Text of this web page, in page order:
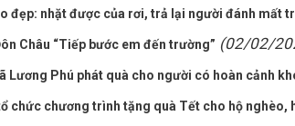
đẹp: nhặt được của rơi, trả lại người đánh mất
Châu “Tiếp bước em đến trường” (02/02/
Lương Phú phát quà cho người có hoàn cảnh
chức chương trình tặng quà Tết cho hộ nghèo,